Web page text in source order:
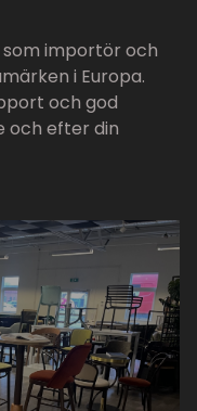
importör och
i Europa.
och god
och efter din